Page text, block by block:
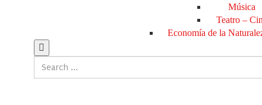
Música
Teatro –
Economía de la